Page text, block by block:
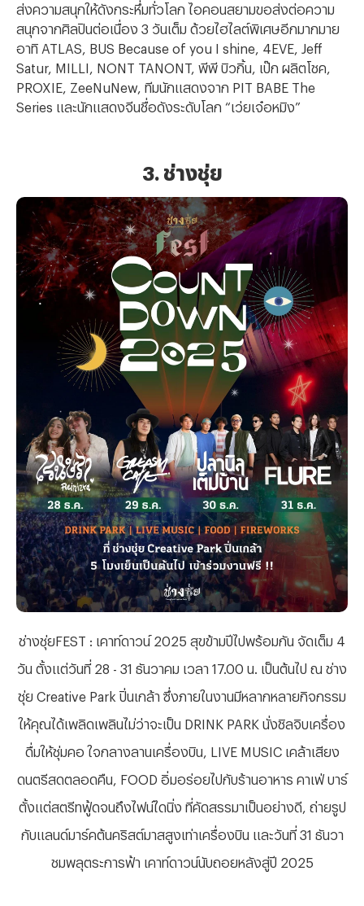
ส่งความสนุกให้ดังกระหึ่มทั่วโลก ไอคอนสยามขอส่งต่อความ
สนุกจากศิลปินต่อเนื่อง 3 วันเต็ม ด้วยไฮไลต์พิเศษอีกมากมาย
อาทิ ATLAS, BUS Because of you I shine, 4EVE, Jeff
Satur, MILLI, NONT TANONT, พีพี บิวกิ้น, เป๊ก ผลิตโชค,
PROXIE, ZeeNuNew, ทีมนักแสดงจาก PIT BABE The
Series และนักแสดงจีนชื่อดังระดับโลก “เว่ยเจ๋อหมิง”
3. ช่างชุ่ย
ช่างชุ่ยFEST : เคาท์ดาวน์ 2025 สุขข้ามปีไปพร้อมกัน จัดเต็ม 4
วัน ตั้งแต่วันที่ 28 - 31 ธันวาคม เวลา 17.00 น. เป็นต้นไป ณ ช่าง
ชุ่ย Creative Park ปิ่นเกล้า ซึ่งภายในงานมีหลากหลายกิจกรรม
ให้คุณได้เพลิดเพลินไม่ว่าจะเป็น DRINK PARK นั่งชิลจิบเครื่อง
ดื่มให้ชุ่มคอ ใจกลางลานเครื่องบิน, LIVE MUSIC เคล้าเสียง
ดนตรีสดตลอดคืน, FOOD อิ่มอร่อยไปกับร้านอาหาร คาเฟ่ บาร์
ตั้งแต่สตรีทฟู้ดจนถึงไฟน์ไดนิ่ง ที่คัดสรรมาเป็นอย่างดี , ถ่ายรูป
กับแลนด์มาร์คต้นคริสต์มาสสูงเท่าเครื่องบิน และวันที่ 31 ธันวา
ชมพลุตระการฟ้า เคาท์ดาวน์นับถอยหลังสู่ปี 2025